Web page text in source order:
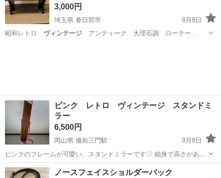
3,000円
埼玉県 春日部市
8月8日
昭和レトロ ヴィンテージアンティーク 大理石調 ローテー…
ピンク レトロ ヴィンテージ スタンドミ
ラー
6,500円
岡山県 備前三門駅
8月8日
ピンクのフレームが可愛い、スタンドミラーです♡ 細身で高さがある
ので、全身を映すことができ、置いておくだけでもお部屋のアクセン
トになります。 自立させた際、フレームや脚を軽く押すと若干のぐら
岡山 岡山市 ミラー/鏡
ノースフェイスショルダーバック